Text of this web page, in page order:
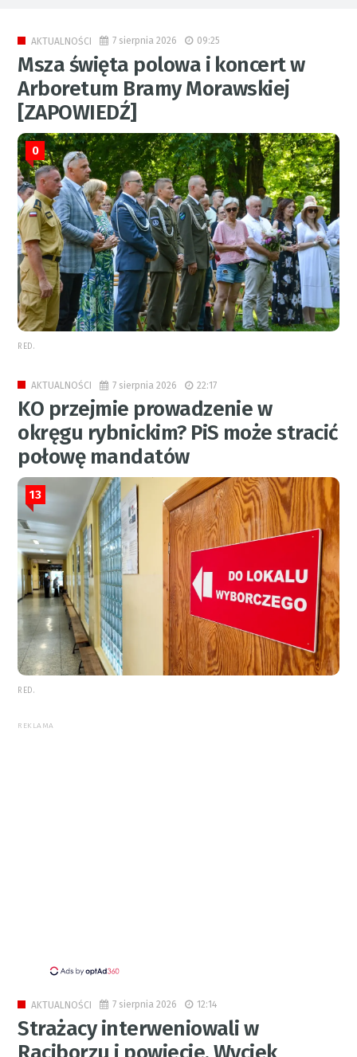
AKTUALNOŚCI 7 sierpnia 2026 09:25
Msza święta polowa i koncert w
Arboretum Bramy Morawskiej
[ZAPOWIEDŹ]
0
RED.
AKTUALNOŚCI 7 sierpnia 2026 22:17
KO przejmie prowadzenie w
okręgu rybnickim? PiS może stracić
połowę mandatów
13
RED.
REKLAMA
AKTUALNOŚCI 7 sierpnia 2026 12:14
Strażacy interweniowali w